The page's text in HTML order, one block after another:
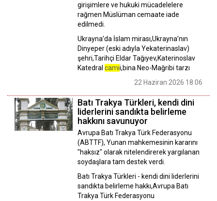
girişimlere ve hukuki mücadelelere
rağmen Müslüman cemaate iade
edilmedi.
Ukrayna’da İslam mirası,Ukrayna’nın
Dinyeper (eski adıyla Yekaterinaslav)
şehri,Tarihçi Eldar Tağıyev,Katerinoslav
Katedral camii,bina Neo-Mağribi tarzı
22 Haziran 2026 18:06
Batı Trakya Türkleri, kendi dini
liderlerini sandıkta belirleme
hakkını savunuyor
Avrupa Batı Trakya Türk Federasyonu
(ABTTF), Yunan mahkemesinin kararını
"haksız" olarak nitelendirerek yargılanan
soydaşlara tam destek verdi.
Batı Trakya Türkleri - kendi dini liderlerini
sandıkta belirleme hakkı,Avrupa Batı
Trakya Türk Federasyonu